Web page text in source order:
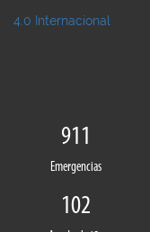
4.0 Internacional
911
Emergencias
102